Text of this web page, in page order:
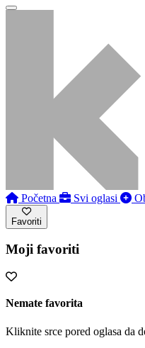
Početna Svi oglasi
Favoriti
Moji favoriti
Nemate favorita
Kliknite srce pored oglasa da